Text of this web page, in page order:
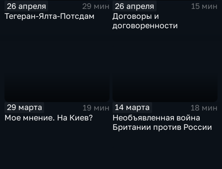
26 апреля
29 мин
Тегеран-Ялта-Потсдам
26 апреля
15 мин
Договоры и
договоренности
29 марта
19 мин
Мое мнение. На Киев?
14 марта
18 мин
Необъявленная война
Британии против России